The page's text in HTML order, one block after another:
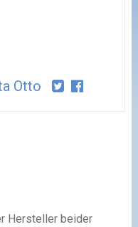
Otto
Hersteller beider